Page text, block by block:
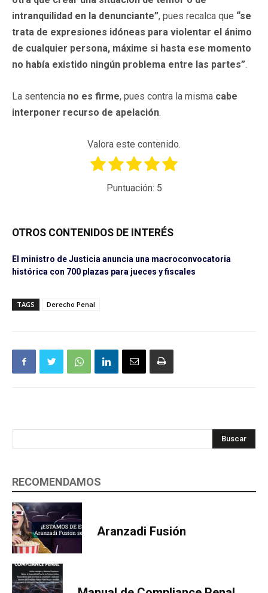
intranquilidad en la denunciante”, pues recalca que “se
trata de expresiones idóneas para violentar el ánimo
de cualquier persona, máxime si hasta ese momento
no había existido ningún problema entre las partes”.
La sentencia no es firme, pues contra la misma cabe
interponer recurso de apelación.
Valora este contenido.
Puntuación: 5
OTROS CONTENIDOS DE INTERÉS
El ministro de Justicia anuncia una macroconvocatoria
histórica con 700 plazas para jueces y fiscales
TAGS Derecho Penal
Buscar
RECOMENDAMOS
Aranzadi Fusión